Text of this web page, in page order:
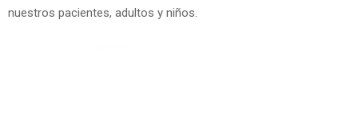
nuestros pacientes, adultos y niños.